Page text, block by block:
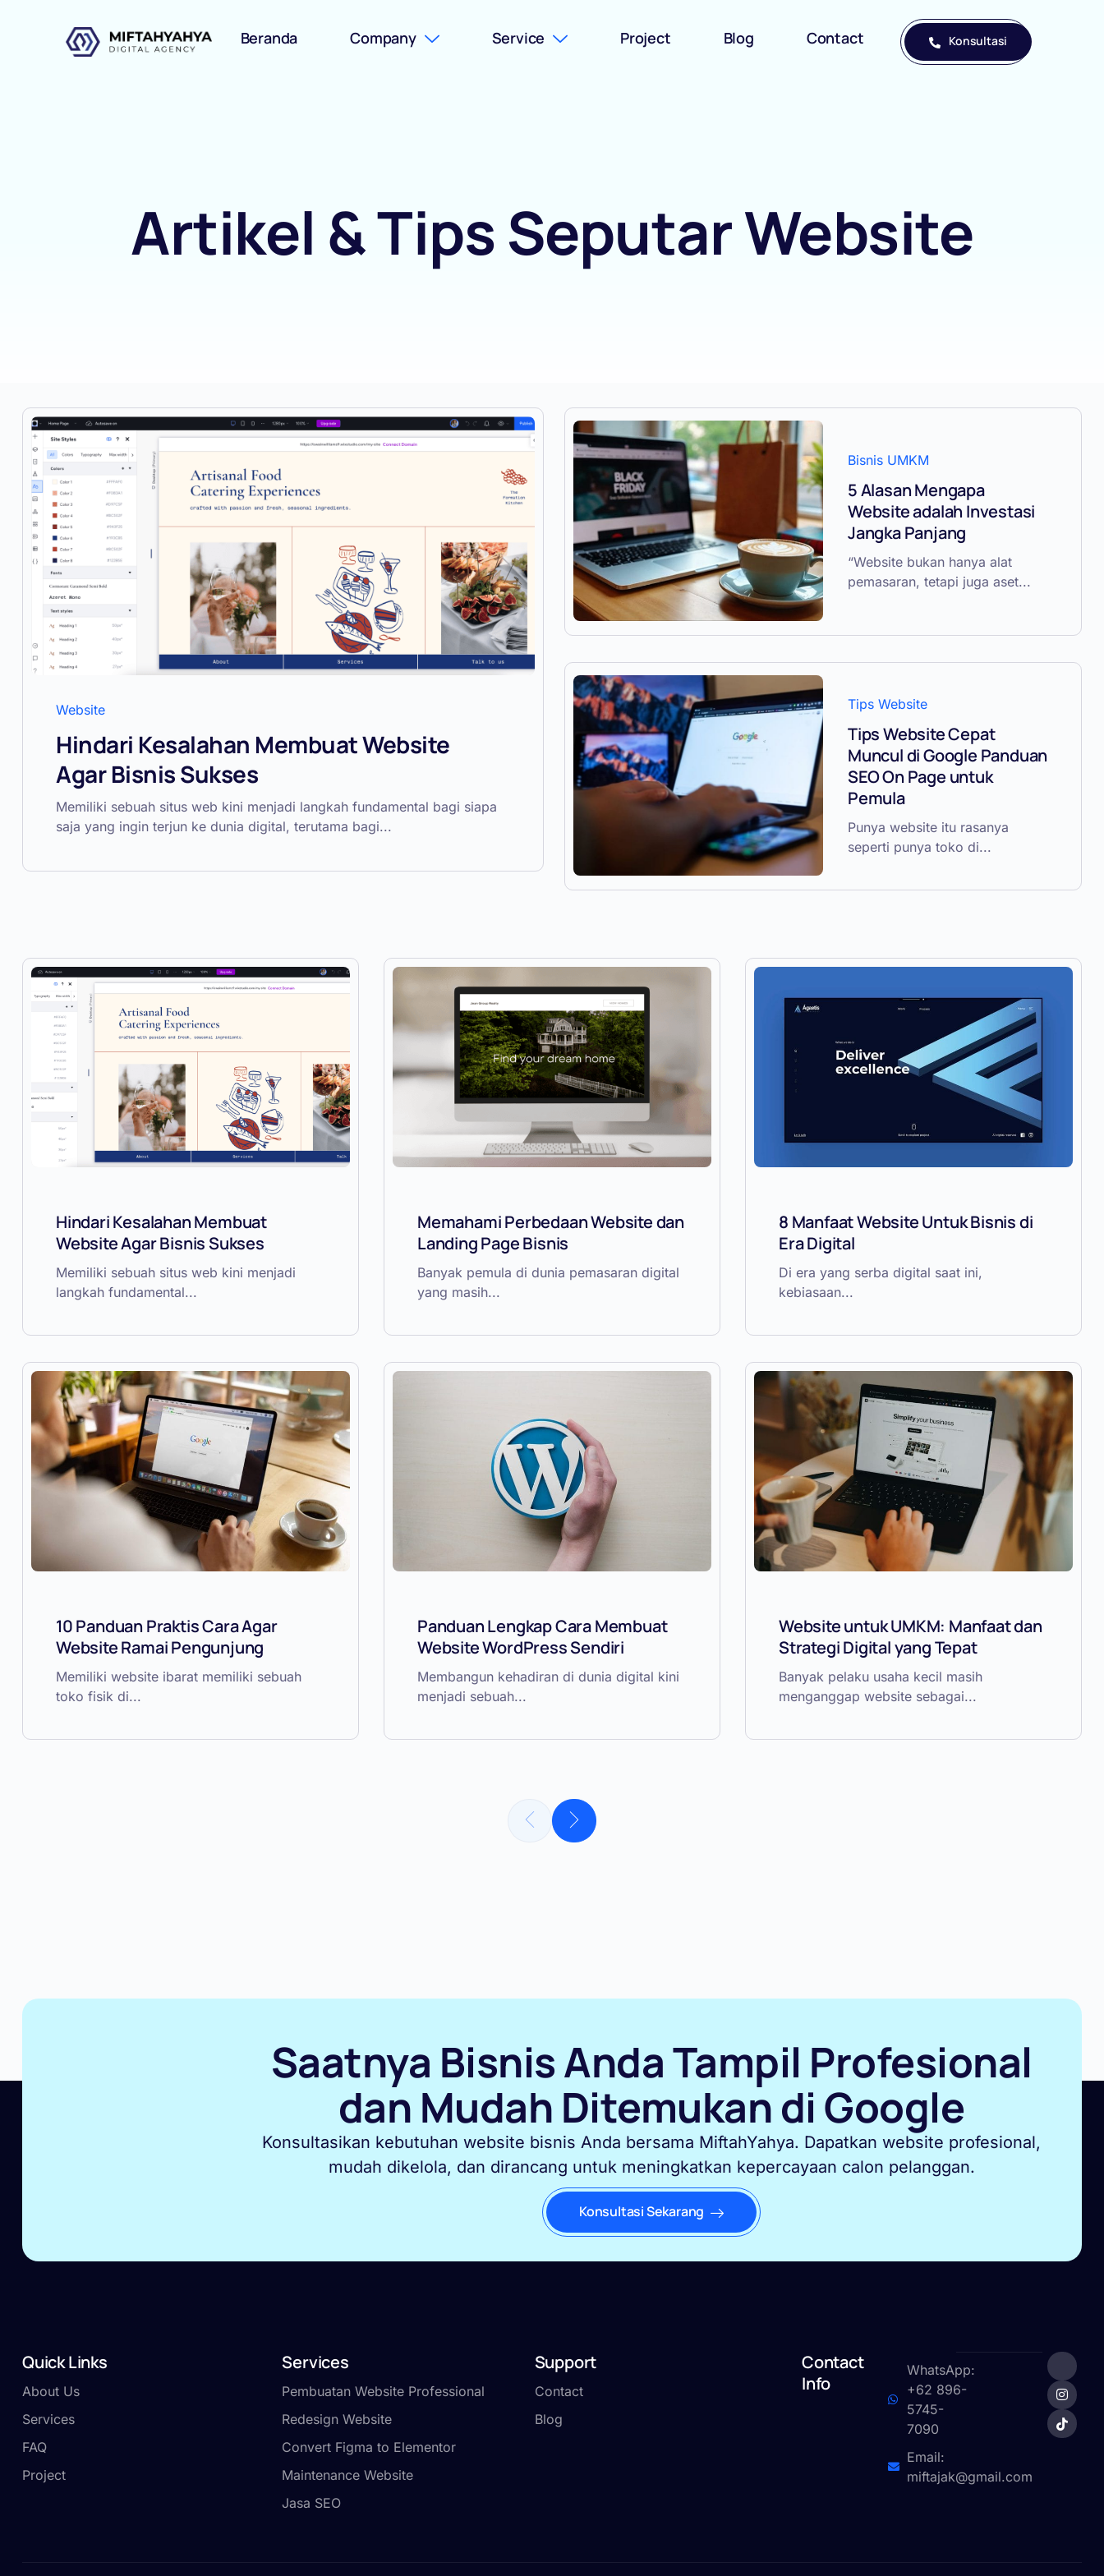
Beranda Company Service Project Blog Contact Konsultasi
Artikel & Tips Seputar Website
Website
Hindari Kesalahan Membuat Website
Agar Bisnis Sukses
Memiliki sebuah situs web kini menjadi langkah fundamental bagi siapa
saja yang ingin terjun ke dunia digital, terutama bagi...
Bisnis UMKM
5 Alasan Mengapa
Website adalah Investasi
Jangka Panjang
“Website bukan hanya alat
pemasaran, tetapi juga aset...
Tips Website
Tips Website Cepat
Muncul di Google Panduan
SEO On Page untuk
Pemula
Punya website itu rasanya
seperti punya toko di...
Hindari Kesalahan Membuat
Website Agar Bisnis Sukses
Memiliki sebuah situs web kini menjadi
langkah fundamental...
Memahami Perbedaan Website dan
Landing Page Bisnis
Banyak pemula di dunia pemasaran digital
yang masih...
8 Manfaat Website Untuk Bisnis di
Era Digital
Di era yang serba digital saat ini,
kebiasaan...
10 Panduan Praktis Cara Agar
Website Ramai Pengunjung
Memiliki website ibarat memiliki sebuah
toko fisik di...
Panduan Lengkap Cara Membuat
Website WordPress Sendiri
Membangun kehadiran di dunia digital kini
menjadi sebuah...
Website untuk UMKM: Manfaat dan
Strategi Digital yang Tepat
Banyak pelaku usaha kecil masih
menganggap website sebagai...
Saatnya Bisnis Anda Tampil Profesional
dan Mudah Ditemukan di Google
Konsultasikan kebutuhan website bisnis Anda bersama MiftahYahya. Dapatkan website profesional,
mudah dikelola, dan dirancang untuk meningkatkan kepercayaan calon pelanggan.
Konsultasi Sekarang
Quick Links
About Us
Services
FAQ
Project
Services
Pembuatan Website Professional
Redesign Website
Convert Figma to Elementor
Maintenance Website
Jasa SEO
Support
Contact
Blog
Contact
Info
WhatsApp:
+62 896-
5745-
7090
Email:
miftajak@gmail.com